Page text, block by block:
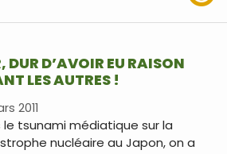
DUR D’AVOIR EU RAISON
LES AUTRES !
2011
le tsunami médiatique sur la
nucléaire au Japon, on a